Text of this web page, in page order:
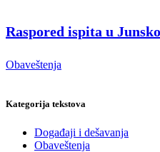
Raspored ispita u
Obaveštenja
Kategorija tekstova
Događaji i dešavanja
Obaveštenja